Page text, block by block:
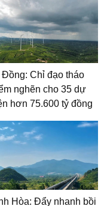
Đồng: Chỉ đạo tháo
nghẽn cho 35 dự
hơn 75.600 tỷ đồng
Hòa: Đẩy nhanh bồi